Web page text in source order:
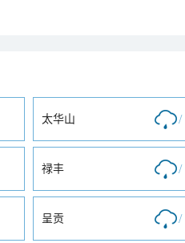
太华山 /
禄丰 /
呈贡 /